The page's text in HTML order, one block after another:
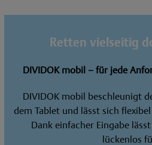
Retten vielseitig
DIVIDOK mobil – für jede
DIVIDOK mobil beschleunigt
dem Tablet und lässt sich
Dank einfacher Eingabe
lückenlos